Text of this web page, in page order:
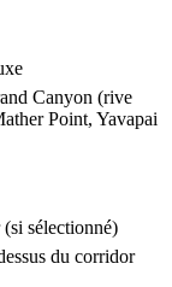
Canyon (rive
Point, Yavapai
sélectionné)
du corridor